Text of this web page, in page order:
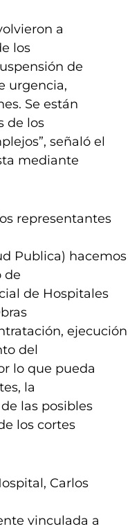
a
los
de
urgencia,
Se están
de los
señaló el
mediante
representantes
Publica) hacemos
de
de Hospitales
ejecución
del
lo que pueda
la
las posibles
los cortes
Carlos
vinculada a